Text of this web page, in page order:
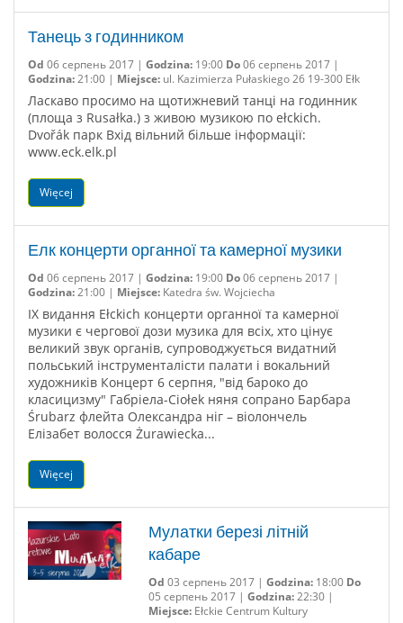
Танець з годинником
Od 06 серпень 2017 | Godzina: 19:00 Do06 серпень 2017 |
Godzina:21:00 | Miejsce: ul. Kazimierza Pułaskiego 26 19-300 Ełk
Ласкаво просимо на щотижневий танці на годинник
(площа з Rusałka.) з живою музикою по ełckich.
Dvořák парк Вхід вільний більше інформації:
www.eck.elk.pl
Więcej
Елк концерти органної та камерної музики
Od 06 серпень 2017 | Godzina: 19:00 Do06 серпень 2017 |
Godzina:21:00 | Miejsce: Katedra św. Wojciecha
IX видання Ełckich концерти органної та камерної
музики є чергової дози музика для всіх, хто цінує
великий звук органів, супроводжується видатний
польський інструменталісти палати і вокальний
художників Концерт 6 серпня, "від бароко до
класицизму" Габріела-Ciołek няня сопрано Барбара
Śrubarz флейта Олександра ніг – віолончель
Елізабет волосся Żurawiecka...
Więcej
Мулатки березі літній
кабаре
Od 03 серпень 2017 | Godzina:18:00 Do
05 серпень 2017 | Godzina:22:30 |
Miejsce:Ełckie Centrum Kultury